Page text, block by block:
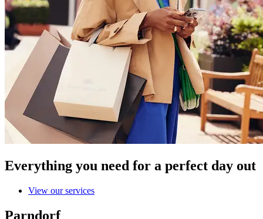
Everything you need for a perfect day out
View our services
Parndorf